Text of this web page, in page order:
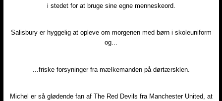
i stedet for at bruge sine egne menneskeord.
​Salisbury er hyggelig at opleve om morgenen med børn i skoleuniform
og...
​...friske forsyninger fra mælkemanden på dørtærsklen.
​Michel er så glødende fan af The Red Devils fra Manchester United, at